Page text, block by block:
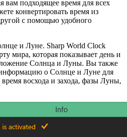
вам подходящее время для всех
конвертировать время из
с помощью удобного
и Луне. Sharp World Clock
мира, которая показывает день и
Солнца и Луны. Вы также
о Солнце и Луне для
восхода и захода, фазы Луны,